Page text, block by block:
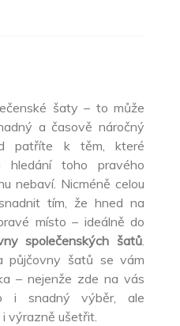
šaty – to může
a časově náročný
patříte k těm, které
hledání toho pravého
nebaví. Nicméně celou
tím, že hned na
místo – ideálně do
společenských šatů
půjčovny šatů se vám
– nejenže zde na vás
i snadný výběr, ale
výrazně ušetřit.